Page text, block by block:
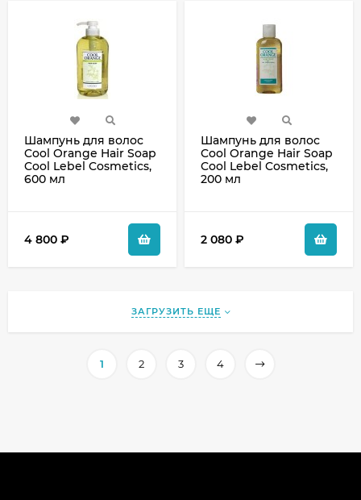
Шампунь для волос
Cool Orange Hair Soap
Cool Lebel Cosmetics,
600 мл
4 800 ₽
Шампунь для волос
Cool Orange Hair Soap
Cool Lebel Cosmetics,
200 мл
2 080 ₽
ЗАГРУЗИТЬ ЕЩЕ
1 2 3 4